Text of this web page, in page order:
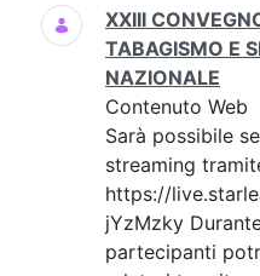
XXIII
TABAGISMO E
NAZIONALE
Contenuto Web
Sarà possibile
streaming
https://
jYzMzky
partecipanti